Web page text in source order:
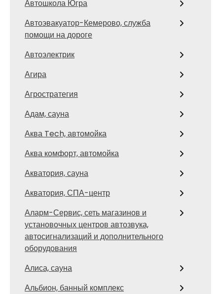
Автошкола Югра
Автоэвакуатор-Кемерово, служба
помощи на дороге
Автоэлектрик
Агира
Агростратегия
Адам, сауна
Аква Tech, автомойка
Аква комфорт, автомойка
Акватория, сауна
Акватория, СПА-центр
Аларм-Сервис, сеть магазинов и
установочных центров автозвука,
автосигнализаций и дополнительного
оборудования
Алиса, сауна
Альбион, банный комплекс